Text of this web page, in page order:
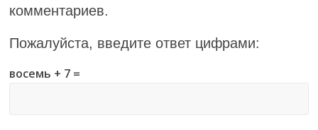
комментариев.
Пожалуйста, введите ответ цифрами:
восемь + 7 =